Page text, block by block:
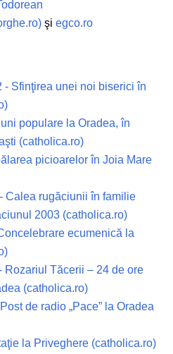
şi egco.ro
- Sfinţirea unei noi biserici în
populare la Oradea, în
(catholica.ro)
picioarelor în Joia Mare
Calea rugăciunii în familie
2003 (catholica.ro)
ecumenică la
Rozariul Tăcerii – 24 de ore
(catholica.ro)
de radio „Pace” la Oradea
la Priveghere (catholica.ro)